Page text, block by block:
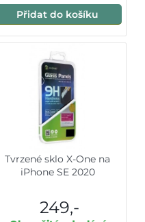
Přidat do košíku
Tvrzené sklo X-One na
iPhone SE 2020
249,-